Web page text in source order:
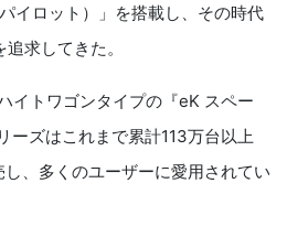
イロット）」を搭載し、その時代
求してきた。
イトワゴンタイプの『eK スペー
ーズはこれまで累計113万台以上
し、多くのユーザーに愛用されてい